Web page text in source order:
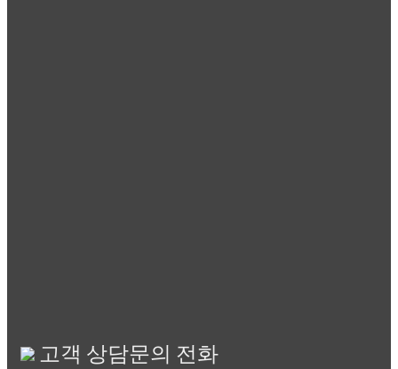
고객 상담문의 전화